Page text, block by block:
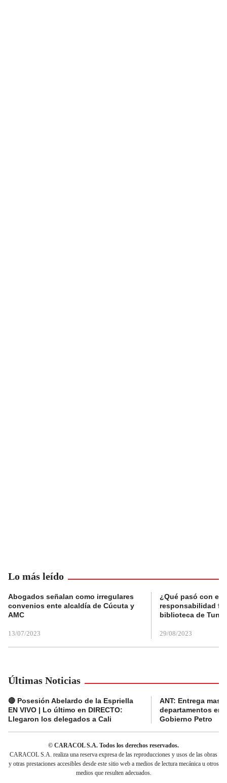
Lo más leído
Abogados señalan como irregulares
convenios ente alcaldía de Cúcuta y
AMC
13/07/2023
¿Qué pasó con el
responsabilidad
biblioteca de
29/08/2023
Últimas Noticias
🔴 Posesión Abelardo de la Espriella
EN VIVO | Lo último en DIRECTO:
Llegaron los delegados a Cali
ANT: Entrega
departamentos en
Gobierno Petro
© CARACOL S.A. Todos los derechos reservados.
CARACOL S.A. realiza una reserva expresa de las reproducciones y usos de las obras
y otras prestaciones accesibles desde este sitio web a medios de lectura mecánica u otros
medios que resulten adecuados.